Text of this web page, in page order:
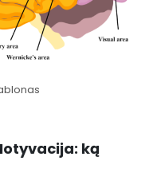
ką